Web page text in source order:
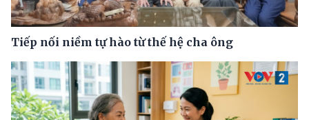
Tiếp nối niềm tự hào từ thế hệ cha ông